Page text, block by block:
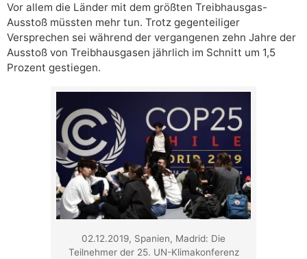
Vor allem die Länder mit dem größten Treibhausgas-
Ausstoß müssten mehr tun. Trotz gegenteiliger
Versprechen sei während der vergangenen zehn Jahre der
Ausstoß von Treibhausgasen jährlich im Schnitt um 1,5
Prozent gestiegen.
02.12.2019, Spanien, Madrid: Die
Teilnehmer der 25. UN-Klimakonferenz